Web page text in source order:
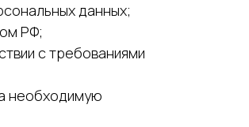
данных;
РФ;
с требованиями
необходимую